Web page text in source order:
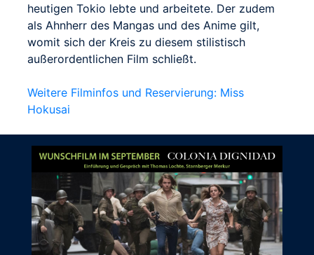
heutigen Tokio lebte und arbeitete. Der zudem
als Ahnherr des Mangas und des Anime gilt,
womit sich der Kreis zu diesem stilistisch
außerordentlichen Film schließt.
Weitere Filminfos und Reservierung: Miss
Hokusai